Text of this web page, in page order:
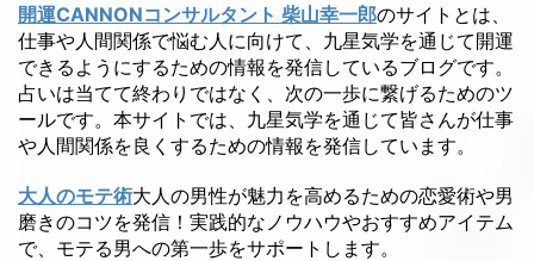
開運CANNONコンサルタント 柴山幸一郎のサイトとは、
仕事や人間関係で悩む人に向けて、九星気学を通じて開運
できるようにするための情報を発信しているブログです。
占いは当てて終わりではなく、次の一歩に繋げるためのツ
ールです。本サイトでは、九星気学を通じて皆さんが仕事
や人間関係を良くするための情報を発信しています。
大人のモテ術大人の男性が魅力を高めるための恋愛術や男
磨きのコツを発信！実践的なノウハウやおすすめアイテム
で、モテる男への第一歩をサポートします。